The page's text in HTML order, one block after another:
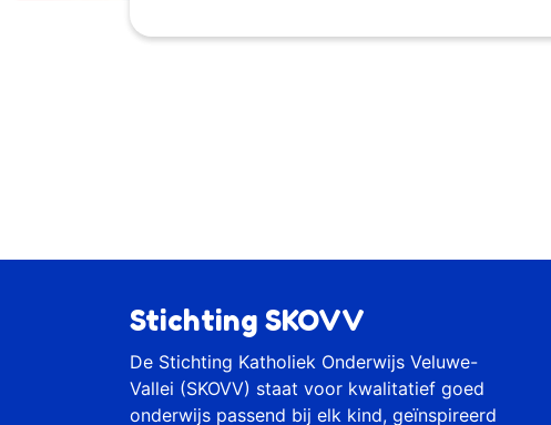
Stichting SKOVV
De Stichting Katholiek Onderwijs Veluwe-
Vallei (SKOVV) staat voor kwalitatief goed
onderwijs passend bij elk kind, geïnspireerd